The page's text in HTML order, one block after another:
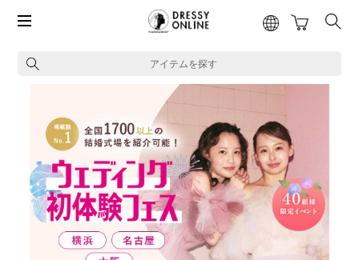
アイテムを探す